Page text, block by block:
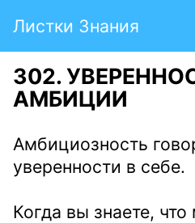
Листки Знания
302.
АМБИЦИИ
Амбициозность
уверенности в себе.
Когда вы знаете,